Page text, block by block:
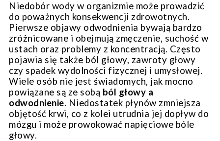
Niedobór wody w organizmie może prowadzić
do poważnych konsekwencji zdrowotnych.
Pierwsze objawy odwodnienia bywają bardzo
zróżnicowane i obejmują zmęczenie, suchość w
ustach oraz problemy z koncentracją. Często
pojawia się także ból głowy, zawroty głowy
czy spadek wydolności fizycznej i umysłowej.
Wiele osób nie jest świadomych, jak mocno
powiązane są ze sobą ból głowy a
odwodnienie. Niedostatek płynów zmniejsza
objętość krwi, co z kolei utrudnia jej dopływ do
mózgu i może prowokować napięciowe bóle
głowy.